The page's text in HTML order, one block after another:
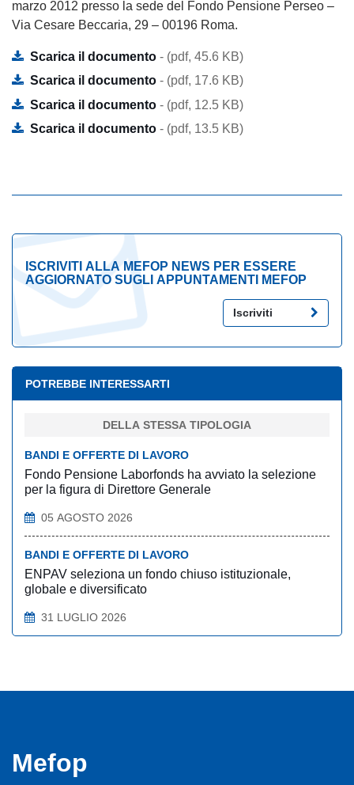
marzo 2012 presso la sede del Fondo Pensione Perseo –
Via Cesare Beccaria, 29 – 00196 Roma.
Scarica il documento - (pdf, 45.6 KB)
Scarica il documento - (pdf, 17.6 KB)
Scarica il documento - (pdf, 12.5 KB)
Scarica il documento - (pdf, 13.5 KB)
ISCRIVITI ALLA MEFOP NEWS PER ESSERE
AGGIORNATO SUGLI APPUNTAMENTI MEFOP
Iscriviti
POTREBBE INTERESSARTI
DELLA STESSA TIPOLOGIA
BANDI E OFFERTE DI LAVORO
Fondo Pensione Laborfonds ha avviato la selezione
per la figura di Direttore Generale
05 AGOSTO 2026
BANDI E OFFERTE DI LAVORO
ENPAV seleziona un fondo chiuso istituzionale,
globale e diversificato
31 LUGLIO 2026
Mefop